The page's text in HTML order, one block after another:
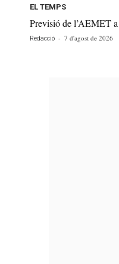
EL TEMPS
Previsió de l’AEMET
Redacció - 7 d'agost de 2026